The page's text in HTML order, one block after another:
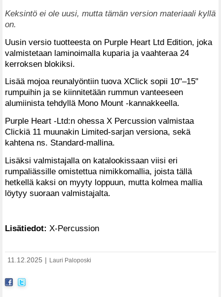
Keksintö ei ole uusi, mutta tämän version materiaali kyllä
on.
Uusin versio tuotteesta on Purple Heart Ltd Edition, joka
valmistetaan laminoimalla kuparia ja vaahteraa 24
kerroksen blokiksi.
Lisää mojoa reunalyöntiin tuova XClick sopii 10"–15"
rumpuihin ja se kiinnitetään rummun vanteeseen
alumiinista tehdyllä Mono Mount -kannakkeella.
Purple Heart -Ltd:n ohessa X Percussion valmistaa
Clickiä 11 muunakin Limited-sarjan versiona, sekä
kahtena ns. Standard-mallina.
Lisäksi valmistajalla on katalookissaan viisi eri
rumpaliässille omistettua nimikkomallia, joista tällä
hetkellä kaksi on myyty loppuun, mutta kolmea mallia
löytyy suoraan valmistajalta.
Lisätiedot: X-Percussion
11.12.2025 Lauri Paloposki